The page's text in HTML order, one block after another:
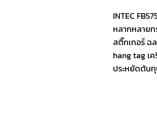
INTEC
หลากหลาย
สติ๊กเกอร์ ฉ
hang tag เ
ประหยัดต้นทุ